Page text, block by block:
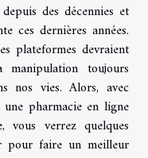
des décennies et
ces dernières années.
plateformes devraient
toujours
nos vies. Alors, avec
pharmacie en ligne
verrez quelques
pour faire un meilleur